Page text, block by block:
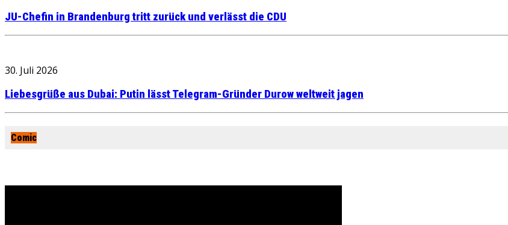
JU-Chefin in Brandenburg tritt zurück und verlässt die CDU
30. Juli 2026
Liebesgrüße aus Dubai: Putin lässt Telegram-Gründer Durow weltweit jagen
Comic